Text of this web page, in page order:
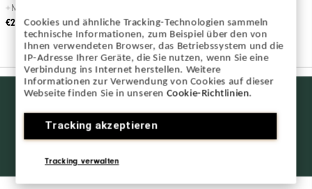
Cookies und ähnliche Tracking-Technologien sammeln
technische Informationen, zum Beispiel über den von
Ihnen verwendeten Browser, das Betriebssystem und die
IP-Adresse Ihrer Geräte, die Sie nutzen, wenn Sie eine
Verbindung ins Internet herstellen. Weitere
Informationen zur Verwendung von Cookies auf dieser
Webseite finden Sie in unserenCookie-Richtlinien.
Tracking akzeptieren
Tracking verwalten
+More Colours
€210
Want behind
access and
exclusive